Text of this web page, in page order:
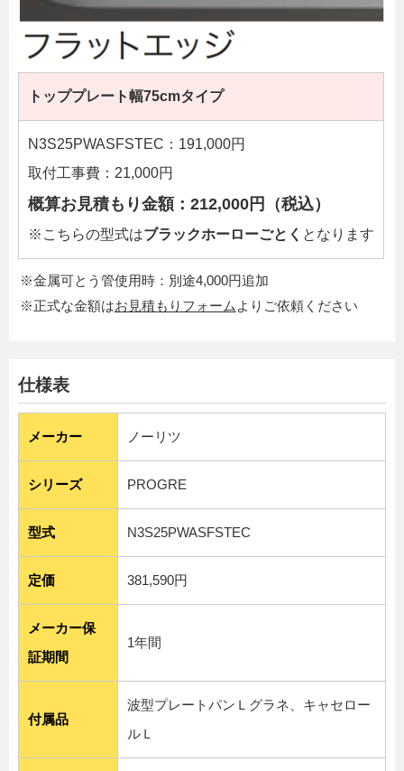
トッププレート幅75cmタイプ
N3S25PWASFSTEC：191,000円
取付工事費：21,000円
概算お見積もり金額：212,000円（税込）
※こちらの型式はブラックホーローごとく となります
※金属可とう管使用時：別途4,000円追加
※正式な金額はお見積もりフォーム よりご依頼ください
仕様表
メーカー ノーリツ
シリーズ PROGRE
型式 N3S25PWASFSTEC
定価 381,590円
メーカー保
証期間
1年間
付属品
波型プレートパンＬグラネ、キャセロー
ルＬ